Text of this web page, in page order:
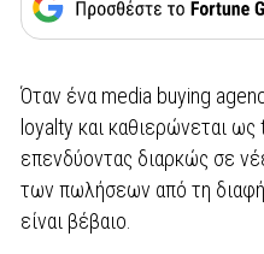
Όταν ένα media buying
loyalty και καθιερώνεται
επενδύοντας διαρκώς σε
των πωλήσεων από τη
είναι βέβαιο.